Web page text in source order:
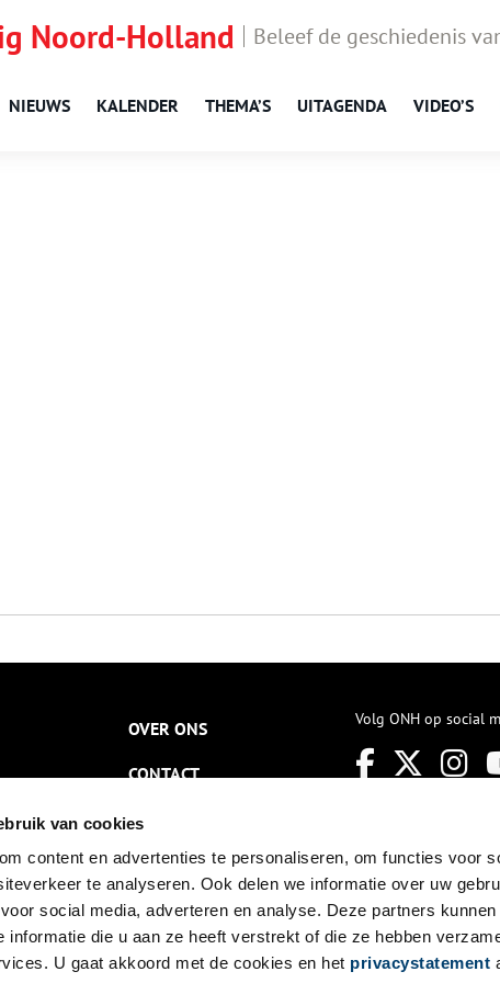
van cookies
content en advertenties te personaliseren, om functies voor
te analyseren. Ook delen we informatie over uw
social media, adverteren en analyse. Deze partners kunnen
informatie die u aan ze heeft verstrekt of die ze hebben
U gaat akkoord met de cookies en het privacystatement
Noord-Holland Beleef de geschiedenis
NIEUWS KALENDER THEMA’S UITAGENDA VIDEO’S
OVER ONS
CONTACT
NIEUWSBRIEF
DISCLAIMER
PRIVACY
TOEGANKELIJKHEID
Volg ONH op social